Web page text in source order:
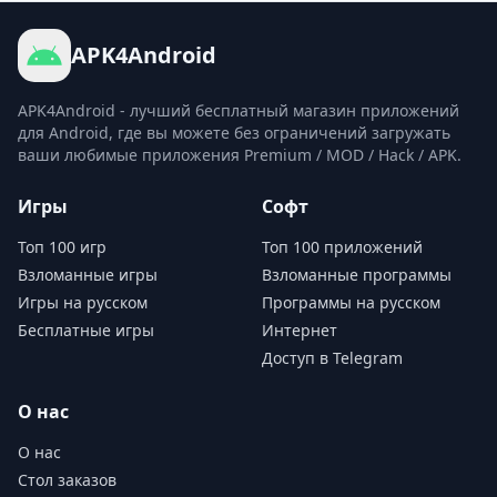
APK4Android
APK4Android - лучший бесплатный магазин приложений
для Android, где вы можете без ограничений загружать
ваши любимые приложения Premium / MOD / Hack / APK.
Игры
Топ 100 игр
Взломанные игры
Игры на русском
Бесплатные игры
Софт
Топ 100 приложений
Взломанные программы
Программы на русском
Интернет
Доступ в Telegram
О нас
О нас
Стол заказов